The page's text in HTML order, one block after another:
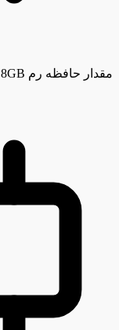
مقدار حافظه رم 8GB